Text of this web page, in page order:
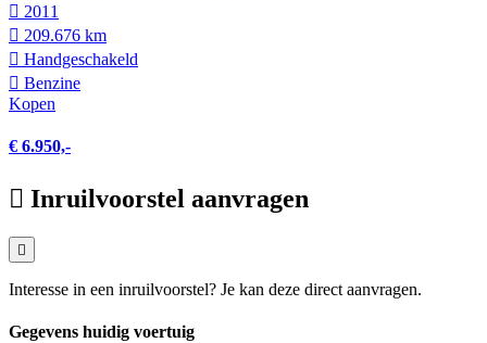
2011
209.676 km
Hand­geschakeld
Benzine
Kopen
€ 6.950,-
Inruilvoorstel aanvragen
Interesse in een inruilvoorstel? Je kan deze direct aanvragen.
Gegevens huidig voertuig